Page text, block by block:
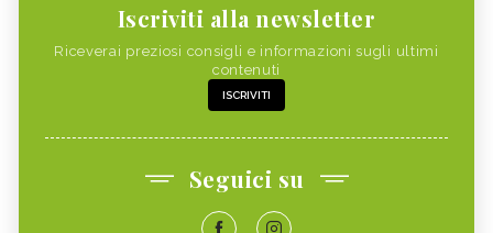
Iscriviti alla newsletter
Riceverai preziosi consigli e informazioni sugli ultimi
contenuti
ISCRIVITI
Seguici su